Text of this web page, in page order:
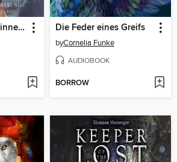
Die Stunde der Erinnerung Die Feder eines Greifs
byCornelia Funke
AUDIOBOOK
BORROW